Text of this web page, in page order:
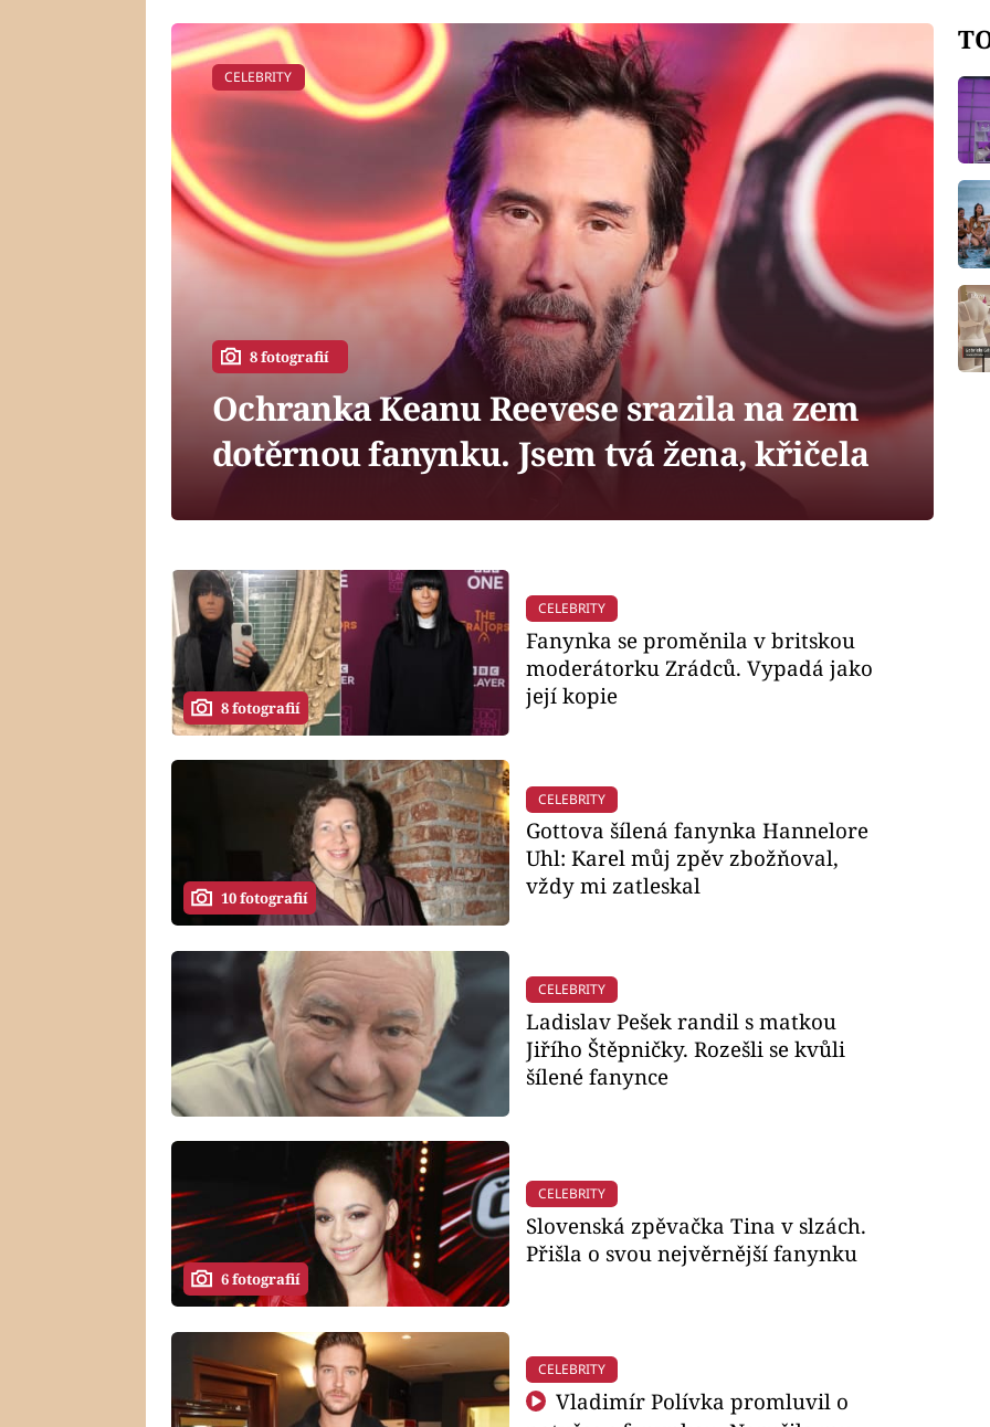
CELEBRITY
8 fotografií
Ochranka Keanu Reevese srazila na zem
dotěrnou fanynku. Jsem tvá žena, křičela
8 fotografií
CELEBRITY
Fanynka se proměnila v britskou
moderátorku Zrádců. Vypadá jako
její kopie
10 fotografií
CELEBRITY
Gottova šílená fanynka Hannelore
Uhl: Karel můj zpěv zbožňoval,
vždy mi zatleskal
CELEBRITY
Ladislav Pešek randil s matkou
Jiřího Štěpničky. Rozešli se kvůli
šílené fanynce
6 fotografií
CELEBRITY
Slovenská zpěvačka Tina v slzách.
Přišla o svou nejvěrnější fanynku
CELEBRITY
Vladimír Polívka promluvil o